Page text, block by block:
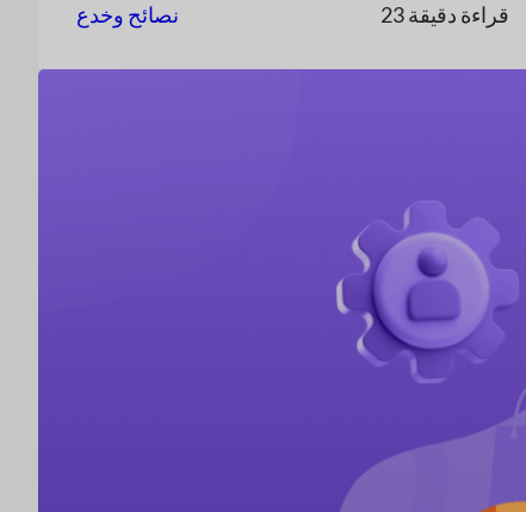
نصائح وخدع 23 قراءة دقيقة